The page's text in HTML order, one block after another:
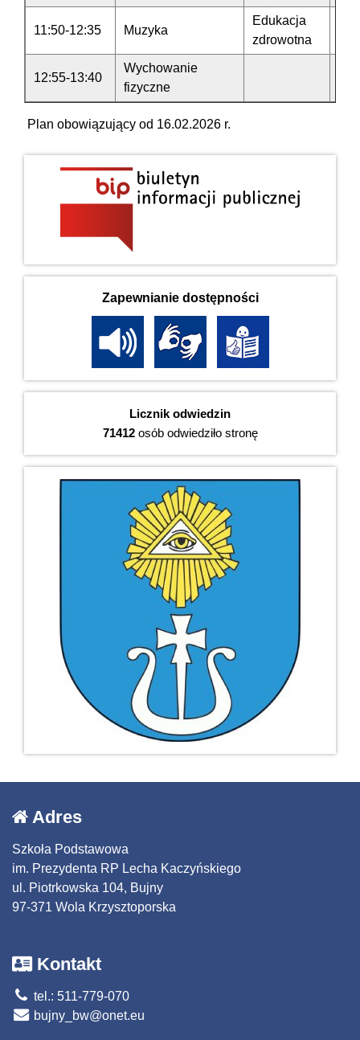
11:50-12:35 Muzyka
Edukacja
zdrowotna
12:55-13:40
Wychowanie
fizyczne
Plan obowiązujący od 16.02.2026 r.
Zapewnianie dostępności
Licznik odwiedzin
71412osób odwiedziło stronę
Adres
Szkoła Podstawowa
im. Prezydenta RP Lecha Kaczyńskiego
ul. Piotrkowska 104, Bujny
97-371 Wola Krzysztoporska
Kontakt
tel.: 511-779-070
bujny_bw@onet.eu